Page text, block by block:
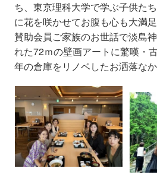
ち、東京理科大学で学ぶ子供た
に花を咲かせてお腹も心も大満
賛助会員ご家族のお世話で淡島
れた72ｍの壁画アートに驚嘆・
年の倉庫をリノベしたお洒落な